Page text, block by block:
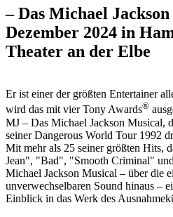
– Das Michael
Dezember 2024 in
Theater an der Elbe
Er ist einer der größten Entertainer
wird das mit vier Tony Awards®
MJ – Das Michael Jackson Musical,
seiner Dangerous World Tour 1992
Mit mehr als 25 seiner größten Hits,
Jean", "Bad", "Smooth Criminal"
Michael Jackson Musical – über die
unverwechselbaren Sound hinaus –
Einblick in das Werk des